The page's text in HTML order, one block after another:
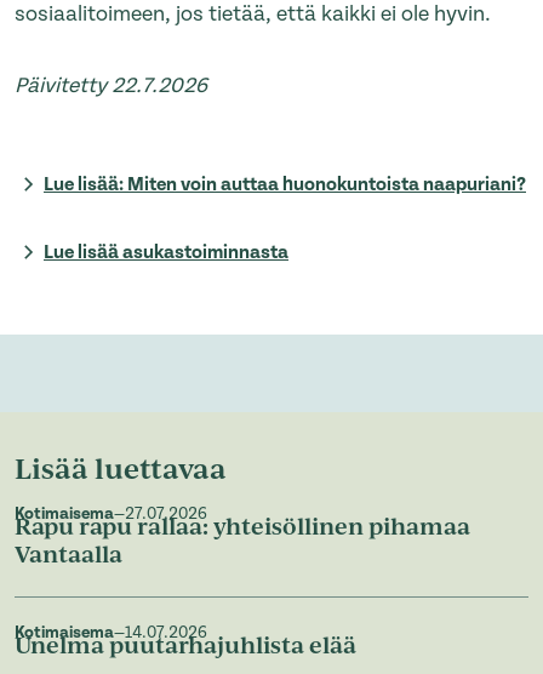
sosiaalitoimeen, jos tietää, että kaikki ei ole hyvin.
Päivitetty 22.7.2026
Lue lisää: Miten voin auttaa huonokuntoista naapuriani?
Lue lisää asukastoiminnasta
Lisää luettavaa
Kotimaisema—27.07.2026
Rapu rapu rallaa: yhteisöllinen pihamaa
Vantaalla
Kotimaisema—14.07.2026
Unelma puutarhajuhlista elää